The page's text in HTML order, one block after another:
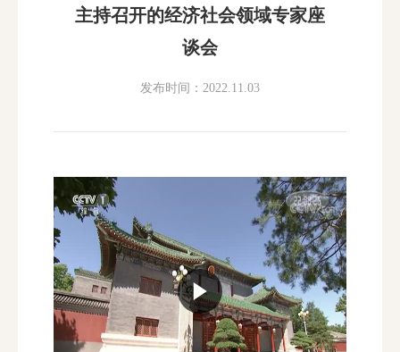
主持召开的经济社会领域专家座
谈会
发布时间：2022.11.03